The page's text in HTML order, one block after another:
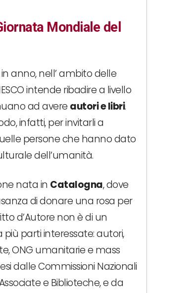
Mondiale del
anno, nell’ ambito delle
intende ribadire a livello
ad avere autori e libri.
infatti, per invitarli a
persone che hanno dato
dell’umanità.
nata in Catalogna, dove
di donare una rosa per
d’Autore non è di un
parti interessate: autori,
ONG umanitarie e mass
dalle Commissioni Nazionali
e Biblioteche, e da